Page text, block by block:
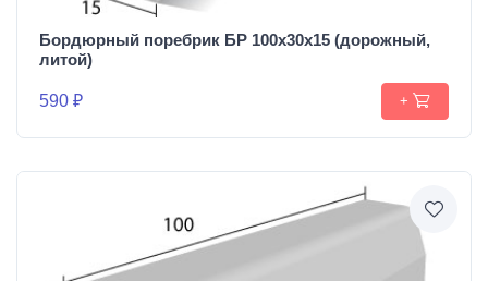
Бордюрный поребрик БР 100х30х15 (дорожный,
литой)
590 ₽ +